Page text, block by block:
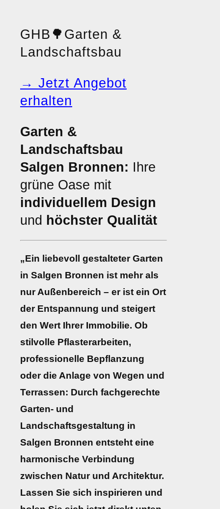
GHB 🌳 Garten &
Landschaftsbau
→ Jetzt Angebot
erhalten
Garten &
Landschaftsbau
Salgen Bronnen: Ihre
grüne Oase mit
individuellem Design
und höchster Qualität
„Ein liebevoll gestalteter Garten
in Salgen Bronnen ist mehr als
nur Außenbereich – er ist ein Ort
der Entspannung und steigert
den Wert Ihrer Immobilie. Ob
stilvolle Pflasterarbeiten,
professionelle Bepflanzung
oder die Anlage von Wegen und
Terrassen: Durch fachgerechte
Garten- und
Landschaftsgestaltung in
Salgen Bronnen entsteht eine
harmonische Verbindung
zwischen Natur und Architektur.
Lassen Sie sich inspirieren und